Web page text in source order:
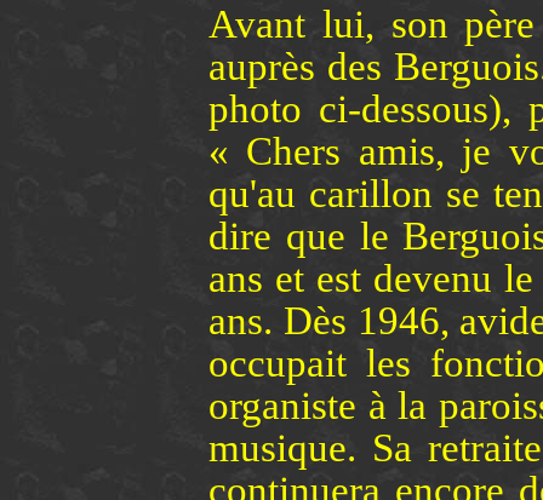
Avant lui, son
auprès des
photo ci-dessous),
« Chers amis, je
qu'au carillon se
dire que le
ans et est devenu
ans. Dès 1946,
occupait les
organiste à la
musique. Sa
continuera encore